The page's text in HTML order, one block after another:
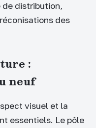
de distribution,
des
:
neuf
visuel et la
essentiels. Le pôle